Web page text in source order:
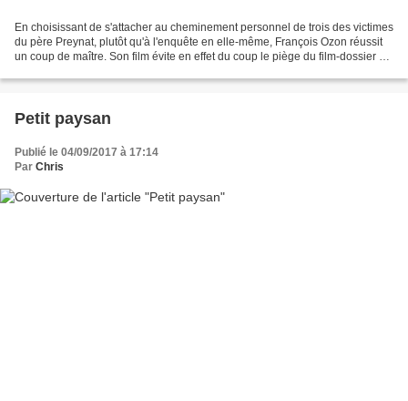
En choisissant de s'attacher au cheminement personnel de trois des victimes
du père Preynat, plutôt qu'à l'enquête en elle-même, François Ozon réussit
un coup de maître. Son film évite en effet du coup le piège du film-dossier et
Petit paysan
Publié le 04/09/2017 à 17:14
Par Chris